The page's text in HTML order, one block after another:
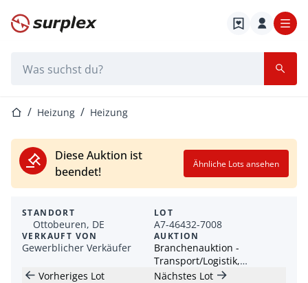
Startseite
StartseiteHeizung Heizung
Diese Auktion ist
beendet!
Ähnliche Lots ansehen
STANDORT
Ottobeuren, DE
VERKAUFT VON
Gewerblicher Verkäufer
LOT
A7-46432-7008
AUKTION
Branchenauktion -
Transport/Logistik,
Industriemaschinen &
Vorheriges Lot Nächstes Lot